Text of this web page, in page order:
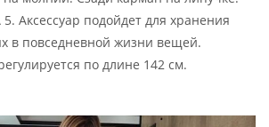
Аксессуар подойдет для хранения
в повседневной жизни вещей.
по длине 142 см.